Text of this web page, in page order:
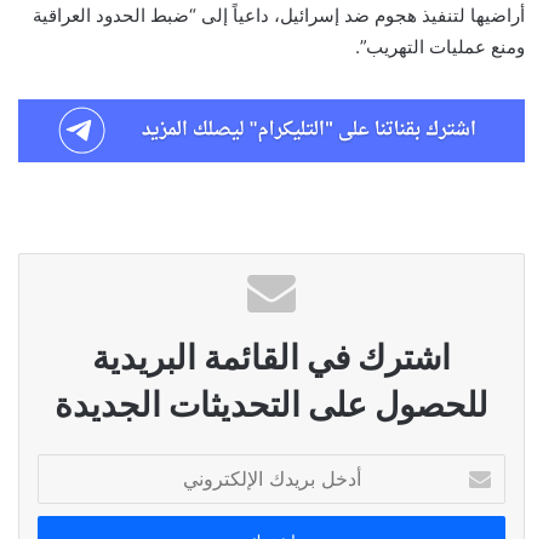
أراضيها لتنفيذ هجوم ضد إسرائيل، داعياً إلى “ضبط الحدود العراقية
ومنع عمليات التهريب”.
اشترك في القائمة البريدية
للحصول على التحديثات الجديدة
بريدك
الإلكتروني